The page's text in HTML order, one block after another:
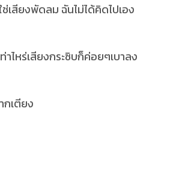
เสียงพัดลม ฉันไม่ได้คิดไปเอง
ไหร่เสียงกระซิบก็ค่อยๆเบาลง
กเตียง